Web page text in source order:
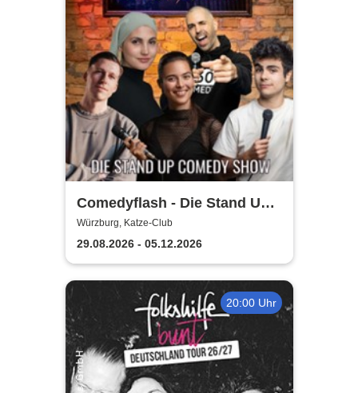
Comedyflash - Die Stand Up
Comedy Show in Würzburg
Würzburg, Katze-Club
29.08.2026 - 05.12.2026
20:00 Uhr